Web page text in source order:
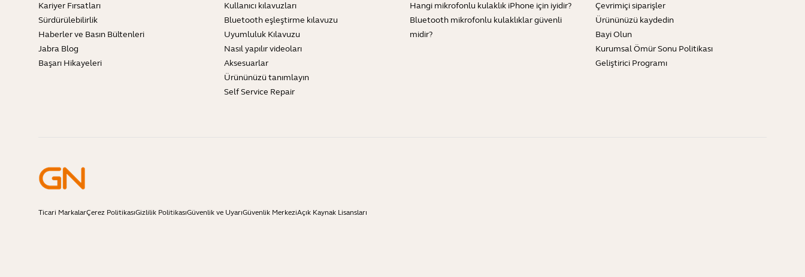
Kariyer Fırsatları
Sürdürülebilirlik
Haberler ve Basın Bültenleri
Jabra Blog
Başarı Hikayeleri
Kullanıcı kılavuzları
Bluetooth eşleştirme kılavuzu
Uyumluluk Kılavuzu
Nasıl yapılır videoları
Aksesuarlar
Ürününüzü tanımlayın
Self Service Repair
Hangi mikrofonlu kulaklık iPhone için iyidir?
Bluetooth mikrofonlu kulaklıklar güvenli
midir?
Çevrimiçi siparişler
Ürününüzü kaydedin
Bayi Olun
Kurumsal Ömür Sonu Politikası
Geliştirici Programı
Ticari MarkalarÇerez PolitikasıGizlilik PolitikasıGüvenlik ve UyarıGüvenlik MerkeziAçık Kaynak Lisansları